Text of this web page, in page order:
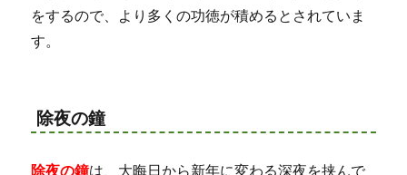
をするので、より多くの功徳が積めるとされていま
す。
除夜の鐘
除夜の鐘は、大晦日から新年に変わる深夜を挟んで